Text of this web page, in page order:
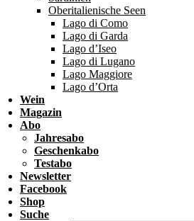
Oberitalienische Seen
Lago di Como
Lago di Garda
Lago d’Iseo
Lago di Lugano
Lago Maggiore
Lago d’Orta
Wein
Magazin
Abo
Jahresabo
Geschenkabo
Testabo
Newsletter
Facebook
Shop
Suche